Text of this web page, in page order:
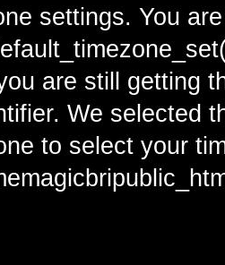
settings. You
are still getting
We selected
to select